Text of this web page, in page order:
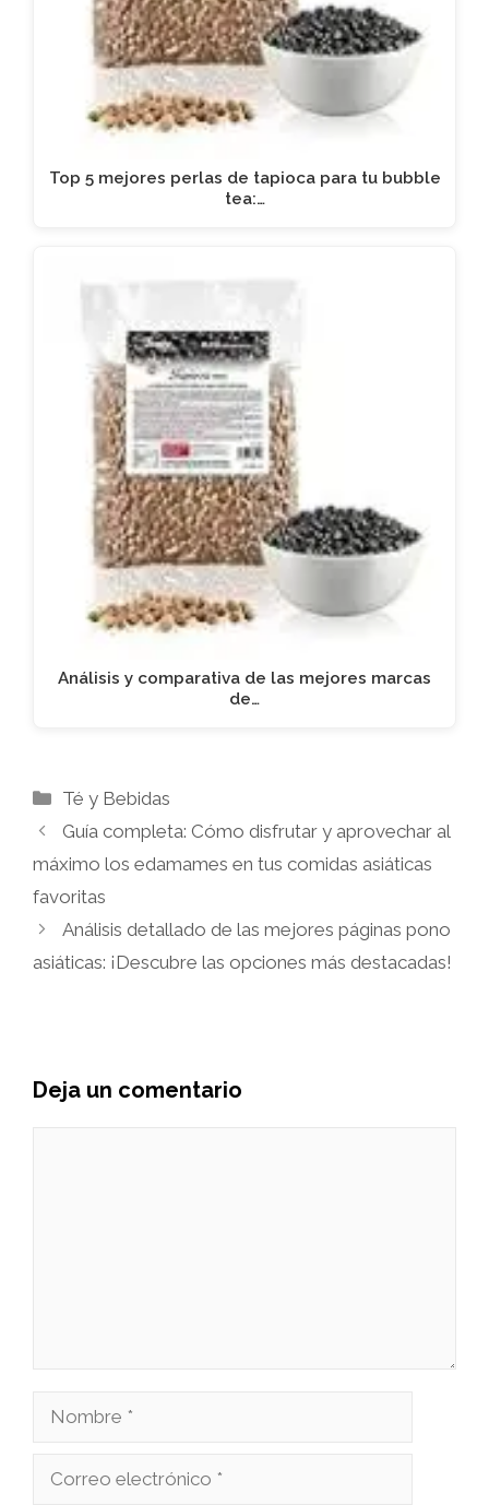
Top 5 mejores perlas de tapioca para tu bubble
tea:…
Análisis y comparativa de las mejores marcas
de…
Categorías
Té y Bebidas
Guía completa: Cómo disfrutar y aprovechar al
máximo los edamames en tus comidas asiáticas
favoritas
Análisis detallado de las mejores páginas pono
asiáticas: ¡Descubre las opciones más destacadas!
Deja un comentario
Nombre
Correo